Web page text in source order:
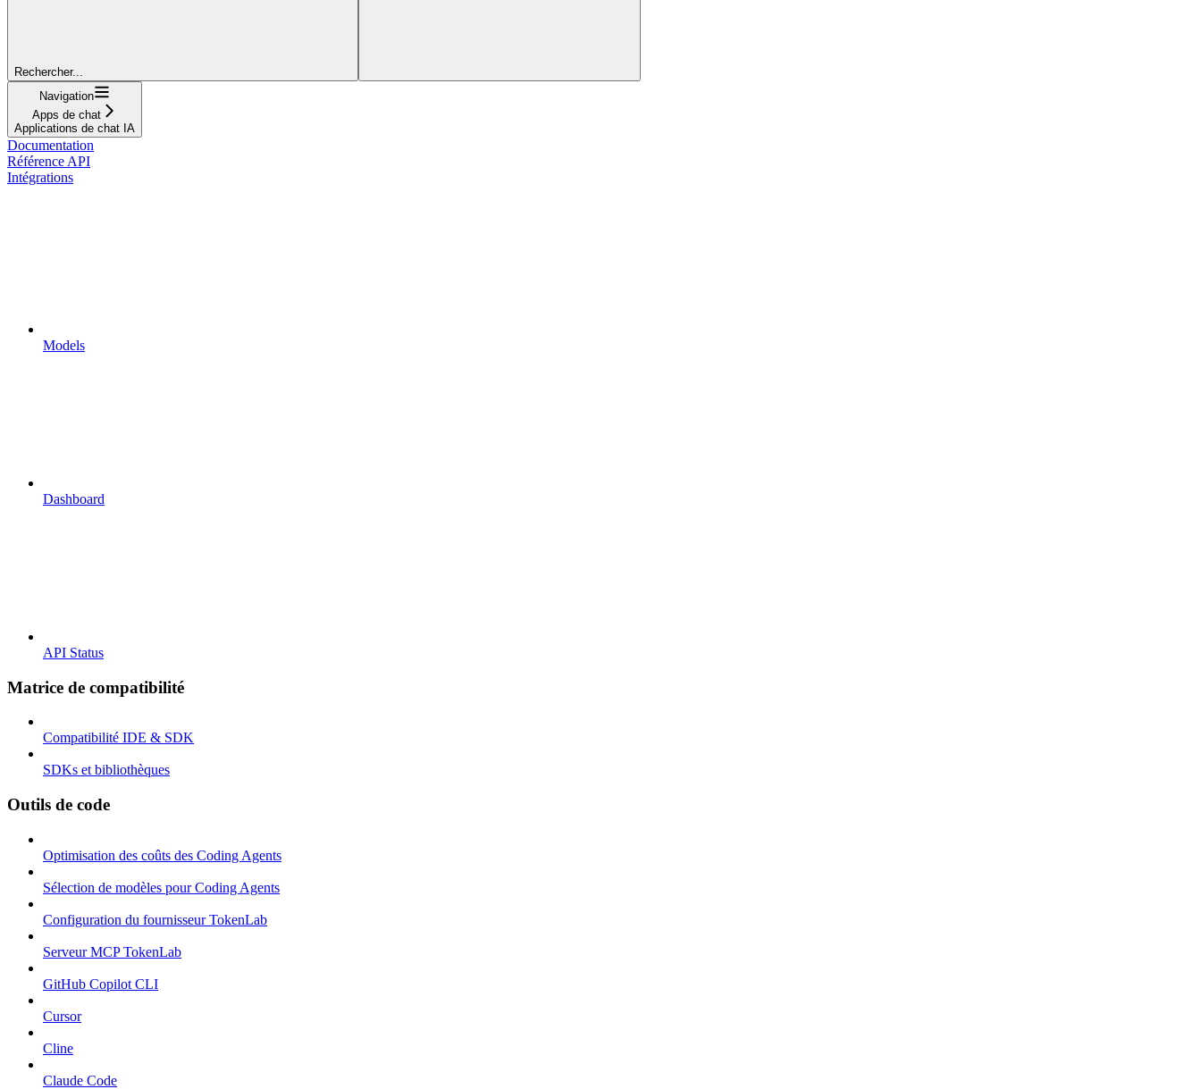
Rechercher...
Navigation
Apps de chat
Applications de chat IA
Documentation
Référence API
Intégrations
Models
Dashboard
API Status
Matrice de compatibilité
Compatibilité IDE & SDK
SDKs et bibliothèques
Outils de code
Optimisation des coûts des Coding Agents
Sélection de modèles pour Coding Agents
Configuration du fournisseur TokenLab
Serveur MCP TokenLab
GitHub Copilot CLI
Cursor
Cline
Claude Code